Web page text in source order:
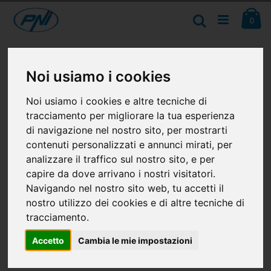
Noi usiamo i cookies
Noi usiamo i cookies e altre tecniche di
tracciamento per migliorare la tua esperienza
di navigazione nel nostro sito, per mostrarti
contenuti personalizzati e annunci mirati, per
analizzare il traffico sul nostro sito, e per
capire da dove arrivano i nostri visitatori.
Navigando nel nostro sito web, tu accetti il
nostro utilizzo dei cookies e di altre tecniche di
tracciamento.
Accetto Cambia le mie impostazioni
Salta
al
contenuto
0
Cerca
galleria
immagini